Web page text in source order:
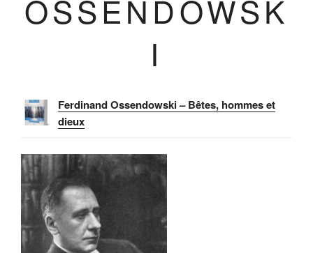
OSSENDOWSK
I
Ferdinand Ossendowski – Bêtes, hommes et
dieux